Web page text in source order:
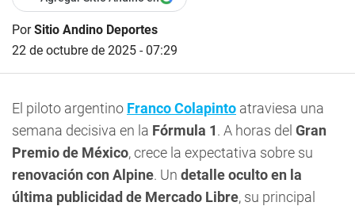
PorSitio Andino Deportes
22 de octubre de 2025 - 07:29
El piloto argentino Franco Colapinto atraviesa una
semana decisiva en la Fórmula 1. A horas del Gran
Premio de México, crece la expectativa sobre su
renovación con Alpine. Un detalle oculto en la
última publicidad de Mercado Libre, su principal